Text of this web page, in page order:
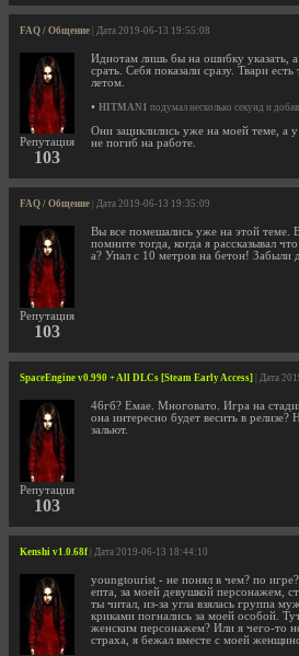
FAQ / Общение | Дата 2019-06-13 19:55:08
Репутация
103
Идиотам лишь бы на ошибку указать,
срать. Себя показали сразу. Твари есть
летом.
• HITMAN1 подумал несколько секунд и
Они зациклились уже на моей теме, а
не погиб на работе.
FAQ / Общение | Дата 2019-06-13 19:35:09
Репутация
103
Вы все помешались уже на этой теме.
помните тогда, когда я рассказывал
а? Упал с 10 метров на бетон! Забыли
SpaceEngine v0.990 + All DLCs [Steam Early Access] | Дата
Репутация
103
46гб? Емае. Многовато. Игра на
она интересно будет весить в
зальют.
Kenshi v1.0.68f | Дата 2019-06-13 18:44:10
youngtourist - не понял в чем? по
епта, за моей девушкой персонажем,
ты читал, из-за угла взялась группа
криками погнались за моей особой.
женским персонажем? Или я чего-то
страха, я бежал вместе с моей